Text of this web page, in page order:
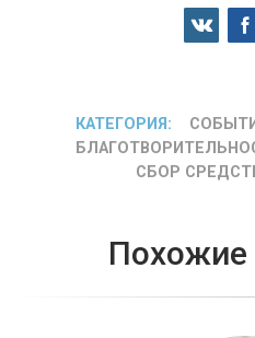
КАТЕГОРИЯ:
СБОР
Похожие